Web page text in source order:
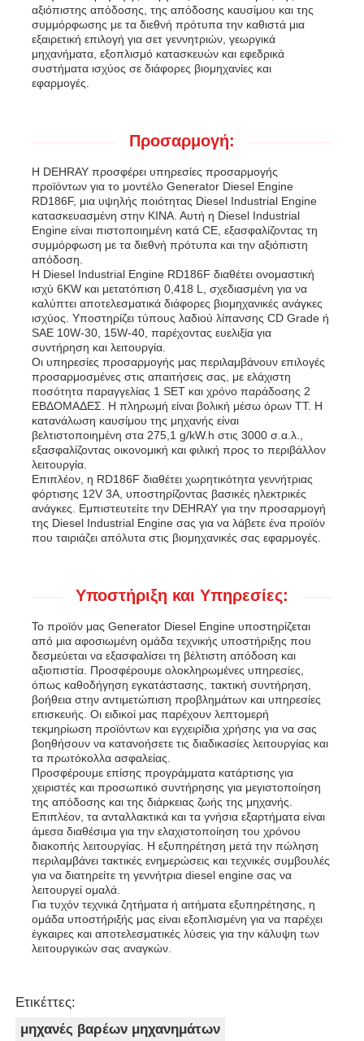
αξιόπιστης απόδοσης, της απόδοσης καυσίμου και της
συμμόρφωσης με τα διεθνή πρότυπα την καθιστά μια
εξαιρετική επιλογή για σετ γεννητριών, γεωργικά
μηχανήματα, εξοπλισμό κατασκευών και εφεδρικά
συστήματα ισχύος σε διάφορες βιομηχανίες και
εφαρμογές.
Προσαρμογή:
Η DEHRAY προσφέρει υπηρεσίες προσαρμογής
προϊόντων για το μοντέλο Generator Diesel Engine
RD186F, μια υψηλής ποιότητας Diesel Industrial Engine
κατασκευασμένη στην ΚΙΝΑ. Αυτή η Diesel Industrial
Engine είναι πιστοποιημένη κατά CE, εξασφαλίζοντας τη
συμμόρφωση με τα διεθνή πρότυπα και την αξιόπιστη
απόδοση.
Η Diesel Industrial Engine RD186F διαθέτει ονομαστική
ισχύ 6KW και μετατόπιση 0,418 L, σχεδιασμένη για να
καλύπτει αποτελεσματικά διάφορες βιομηχανικές ανάγκες
ισχύος. Υποστηρίζει τύπους λαδιού λίπανσης CD Grade ή
SAE 10W-30, 15W-40, παρέχοντας ευελιξία για
συντήρηση και λειτουργία.
Οι υπηρεσίες προσαρμογής μας περιλαμβάνουν επιλογές
προσαρμοσμένες στις απαιτήσεις σας, με ελάχιστη
ποσότητα παραγγελίας 1 SET και χρόνο παράδοσης 2
ΕΒΔΟΜΑΔΕΣ. Η πληρωμή είναι βολική μέσω όρων TT. Η
κατανάλωση καυσίμου της μηχανής είναι
βελτιστοποιημένη στα 275,1 g/kW.h στις 3000 σ.α.λ.,
εξασφαλίζοντας οικονομική και φιλική προς το περιβάλλον
λειτουργία.
Επιπλέον, η RD186F διαθέτει χωρητικότητα γεννήτριας
φόρτισης 12V 3A, υποστηρίζοντας βασικές ηλεκτρικές
ανάγκες. Εμπιστευτείτε την DEHRAY για την προσαρμογή
της Diesel Industrial Engine σας για να λάβετε ένα προϊόν
που ταιριάζει απόλυτα στις βιομηχανικές σας εφαρμογές.
Υποστήριξη και Υπηρεσίες:
Το προϊόν μας Generator Diesel Engine υποστηρίζεται
από μια αφοσιωμένη ομάδα τεχνικής υποστήριξης που
δεσμεύεται να εξασφαλίσει τη βέλτιστη απόδοση και
αξιοπιστία. Προσφέρουμε ολοκληρωμένες υπηρεσίες,
όπως καθοδήγηση εγκατάστασης, τακτική συντήρηση,
βοήθεια στην αντιμετώπιση προβλημάτων και υπηρεσίες
επισκευής. Οι ειδικοί μας παρέχουν λεπτομερή
τεκμηρίωση προϊόντων και εγχειρίδια χρήσης για να σας
βοηθήσουν να κατανοήσετε τις διαδικασίες λειτουργίας και
τα πρωτόκολλα ασφαλείας.
Προσφέρουμε επίσης προγράμματα κατάρτισης για
χειριστές και προσωπικό συντήρησης για μεγιστοποίηση
της απόδοσης και της διάρκειας ζωής της μηχανής.
Επιπλέον, τα ανταλλακτικά και τα γνήσια εξαρτήματα είναι
άμεσα διαθέσιμα για την ελαχιστοποίηση του χρόνου
διακοπής λειτουργίας. Η εξυπηρέτηση μετά την πώληση
περιλαμβάνει τακτικές ενημερώσεις και τεχνικές συμβουλές
για να διατηρείτε τη γεννήτρια diesel engine σας να
λειτουργεί ομαλά.
Για τυχόν τεχνικά ζητήματα ή αιτήματα εξυπηρέτησης, η
ομάδα υποστήριξής μας είναι εξοπλισμένη για να παρέχει
έγκαιρες και αποτελεσματικές λύσεις για την κάλυψη των
λειτουργικών σας αναγκών.
Ετικέττες:
μηχανές βαρέων μηχανημάτων